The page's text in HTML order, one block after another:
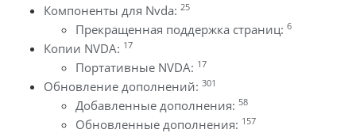
Компоненты для Nvda: 25
Прекращенная поддержка страниц: 6
Копии NVDA: 17
Портативные NVDA: 17
Обновление дополнений: 301
Добавленные дополнения: 58
Обновленные дополнения: 157